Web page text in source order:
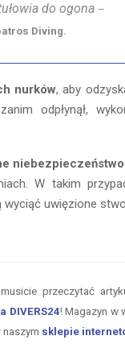
do ogona –
Diving.
nurków, aby
odpłynął,
niebezpieczeństwo
W takim
uwięzione
przeczytać
DIVERS24! Magazyn w
sklepie